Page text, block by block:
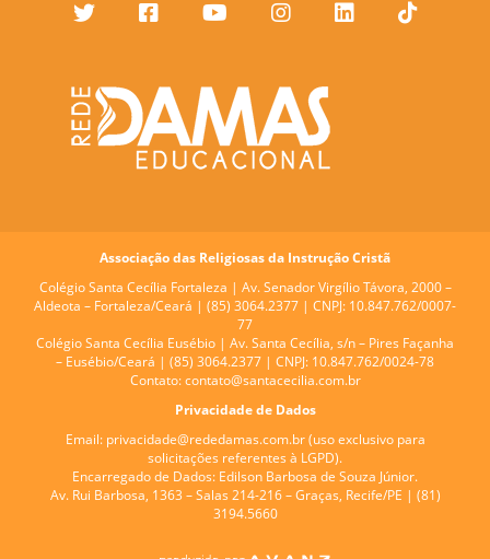
Associação das Religiosas da Instrução Cristã
Colégio Santa Cecília Fortaleza | Av. Senador Virgílio Távora, 2000 –
Aldeota – Fortaleza/Ceará | (85) 3064.2377 | CNPJ: 10.847.762/0007-
77
Colégio Santa Cecília Eusébio | Av. Santa Cecília, s/n – Pires Façanha
– Eusébio/Ceará | (85) 3064.2377 | CNPJ: 10.847.762/0024-78
Contato: contato@santacecilia.com.br
Privacidade de Dados
Email: privacidade@rededamas.com.br(uso exclusivo para
solicitações referentes à LGPD).
Encarregado de Dados: Edilson Barbosa de Souza Júnior.
Av. Rui Barbosa, 1363 – Salas 214-216 – Graças, Recife/PE | (81)
3194.5660